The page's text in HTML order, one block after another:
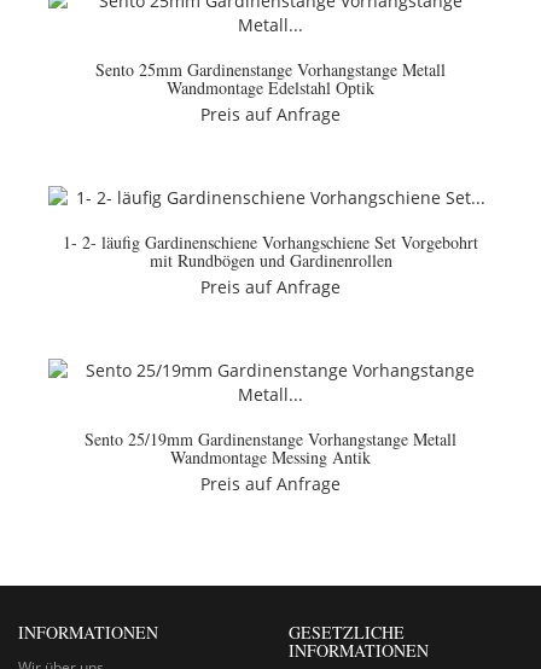
Sento 25mm Gardinenstange Vorhangstange Metall
Wandmontage Edelstahl Optik
Preis auf Anfrage
1- 2- läufig Gardinenschiene Vorhangschiene Set Vorgebohrt
mit Rundbögen und Gardinenrollen
Preis auf Anfrage
Sento 25/19mm Gardinenstange Vorhangstange Metall
Wandmontage Messing Antik
Preis auf Anfrage
INFORMATIONEN GESETZLICHE
INFORMATIONEN